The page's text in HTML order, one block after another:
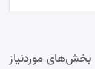
بخش‌های موردنیاز